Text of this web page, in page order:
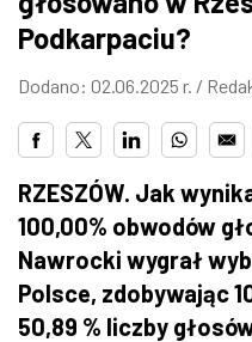
Podkarpaciu?
Dodano: 02.06.2025 r. /
RZESZÓW. Jak
100,00% obwodów
Nawrocki wygrał
Polsce, zdobywając
50,89 % liczby